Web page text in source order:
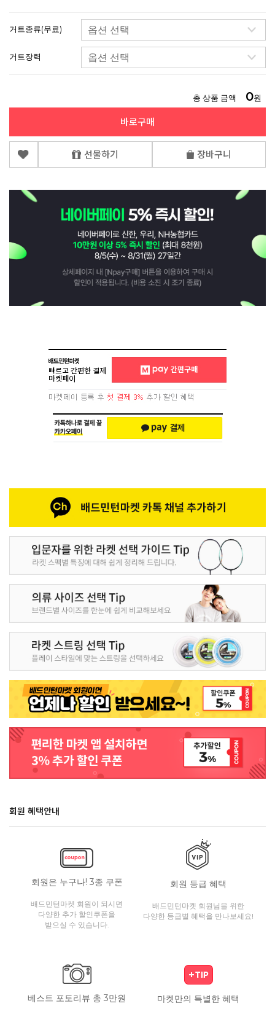
거트종류(무료)
거트장력
총 상품 금액 0원
바로구매
선물하기 장바구니
회원 혜택안내
회원은 누구나! 3종 쿠폰
배드민턴마켓 회원이 되시면
다양한 추가 할인쿠폰을
받으실 수 있습니다.
회원 등급 혜택
배드민턴마켓 회원님을 위한
다양한 등급별 혜택을 만나보세요!
베스트 포토리뷰 총 3만원 마켓만의 특별한 혜택